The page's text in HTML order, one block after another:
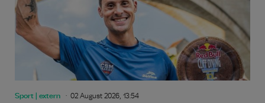
Sport | extern 02 August 2026, 13:54